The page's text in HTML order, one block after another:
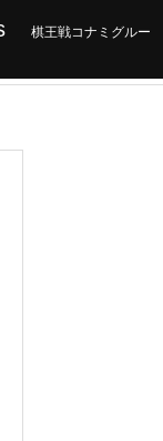
棋王戦コナミグルー